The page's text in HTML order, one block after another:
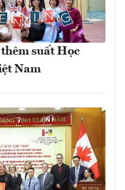
suất Học
Nam